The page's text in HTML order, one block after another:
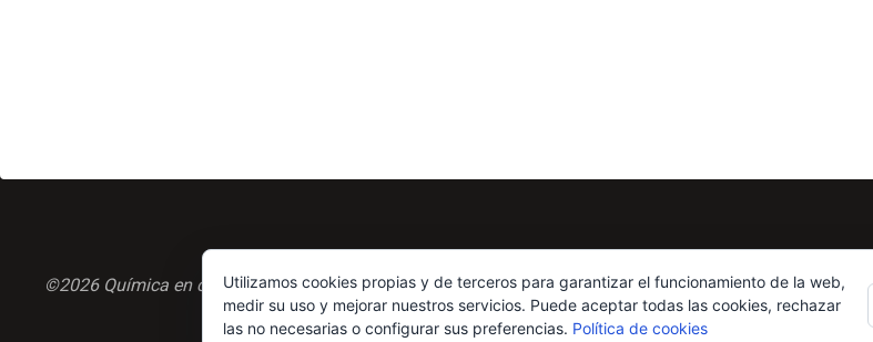
©2026 Química en casa.comUtilizamos cookies propias y de terceros para garantizar el funcionamiento de la web,
medir su uso y mejorar nuestros servicios. Puede aceptar todas las cookies, rechazar
las no necesarias o configurar sus preferencias. Política de cookies